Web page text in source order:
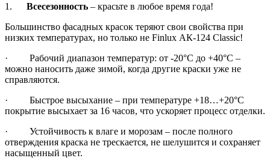
1. Всесезонность – красьте в любое время года!
Большинство фасадных красок теряют свои свойства при
низких температурах, но только не Finlux АК-124 Classic!
· Рабочий диапазон температур: от -20°C до +40°C –
можно наносить даже зимой, когда другие краски уже не
справляются.
· Быстрое высыхание – при температуре +18…+20°C
покрытие высыхает за 16 часов, что ускоряет процесс отделки.
· Устойчивость к влаге и морозам – после полного
отверждения краска не трескается, не шелушится и сохраняет
насыщенный цвет.